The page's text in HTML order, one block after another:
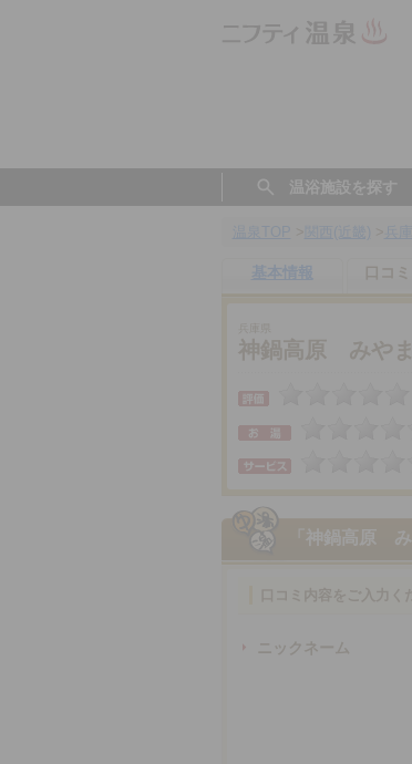
温浴施設を探す
基本情報 口コミ
神鍋高原 みや
「神鍋高原 み
ニックネーム